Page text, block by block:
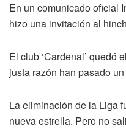
En un comunicado oficial
hizo una invitación al
El club ‘Cardenal’ quedó
justa razón han pasado
La eliminación de la Liga
nueva estrella. Pero no